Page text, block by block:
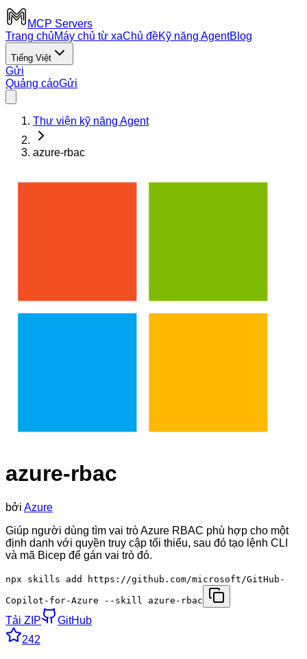
MCP Servers
Trang chủMáy chủ từ xaChủ đềKỹ năng AgentBlog
Tiếng Việt
Gửi
Quảng cáoGửi
Thư viện kỹ năng Agent
azure-rbac
azure-rbac
bởi Azure
Giúp người dùng tìm vai trò Azure RBAC phù hợp cho một
định danh với quyền truy cập tối thiểu, sau đó tạo lệnh CLI
và mã Bicep để gán vai trò đó.
npx skills add https://github.com/microsoft/GitHub-
Copilot-for-Azure --skill azure-rbac
Tải ZIP
GitHub
242